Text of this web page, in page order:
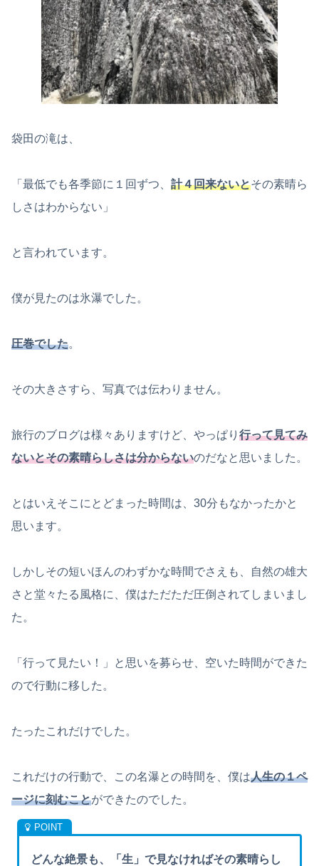
袋田の滝は、
「最低でも各季節に１回ずつ、 計４回来ないとその素晴ら
しさはわからない」
と言われています。
僕が見たのは氷瀑でした。
圧巻でした。
その大きさすら、写真では伝わりません。
旅行のブログは様々ありますけど、やっぱり 行って見てみ
ないとその素晴らしさは分からないのだなと思いました。
とはいえそこにとどまった時間は、30分もなかったかと
思います。
しかしその短いほんのわずかな時間でさえも、自然の雄大
さと堂々たる風格に、僕はただただ圧倒されてしまいまし
た。
「行って見たい！」と思いを募らせ、空いた時間ができた
ので行動に移した。
たったこれだけでした。
これだけの行動で、この名瀑との時間を、僕は人生の１ペ
ージに刻むことができたのでした。
どんな絶景も、「生」で見なければその素晴らし